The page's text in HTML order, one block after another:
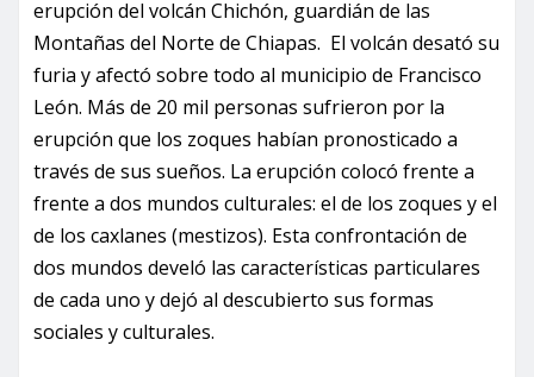
erupción del volcán Chichón, guardián de las
Montañas del Norte de Chiapas. El volcán desató su
furia y afectó sobre todo al municipio de Francisco
León. Más de 20 mil personas sufrieron por la
erupción que los zoques habían pronosticado a
través de sus sueños. La erupción colocó frente a
frente a dos mundos culturales: el de los zoques y el
de los caxlanes (mestizos). Esta confrontación de
dos mundos develó las características particulares
de cada uno y dejó al descubierto sus formas
sociales y culturales.